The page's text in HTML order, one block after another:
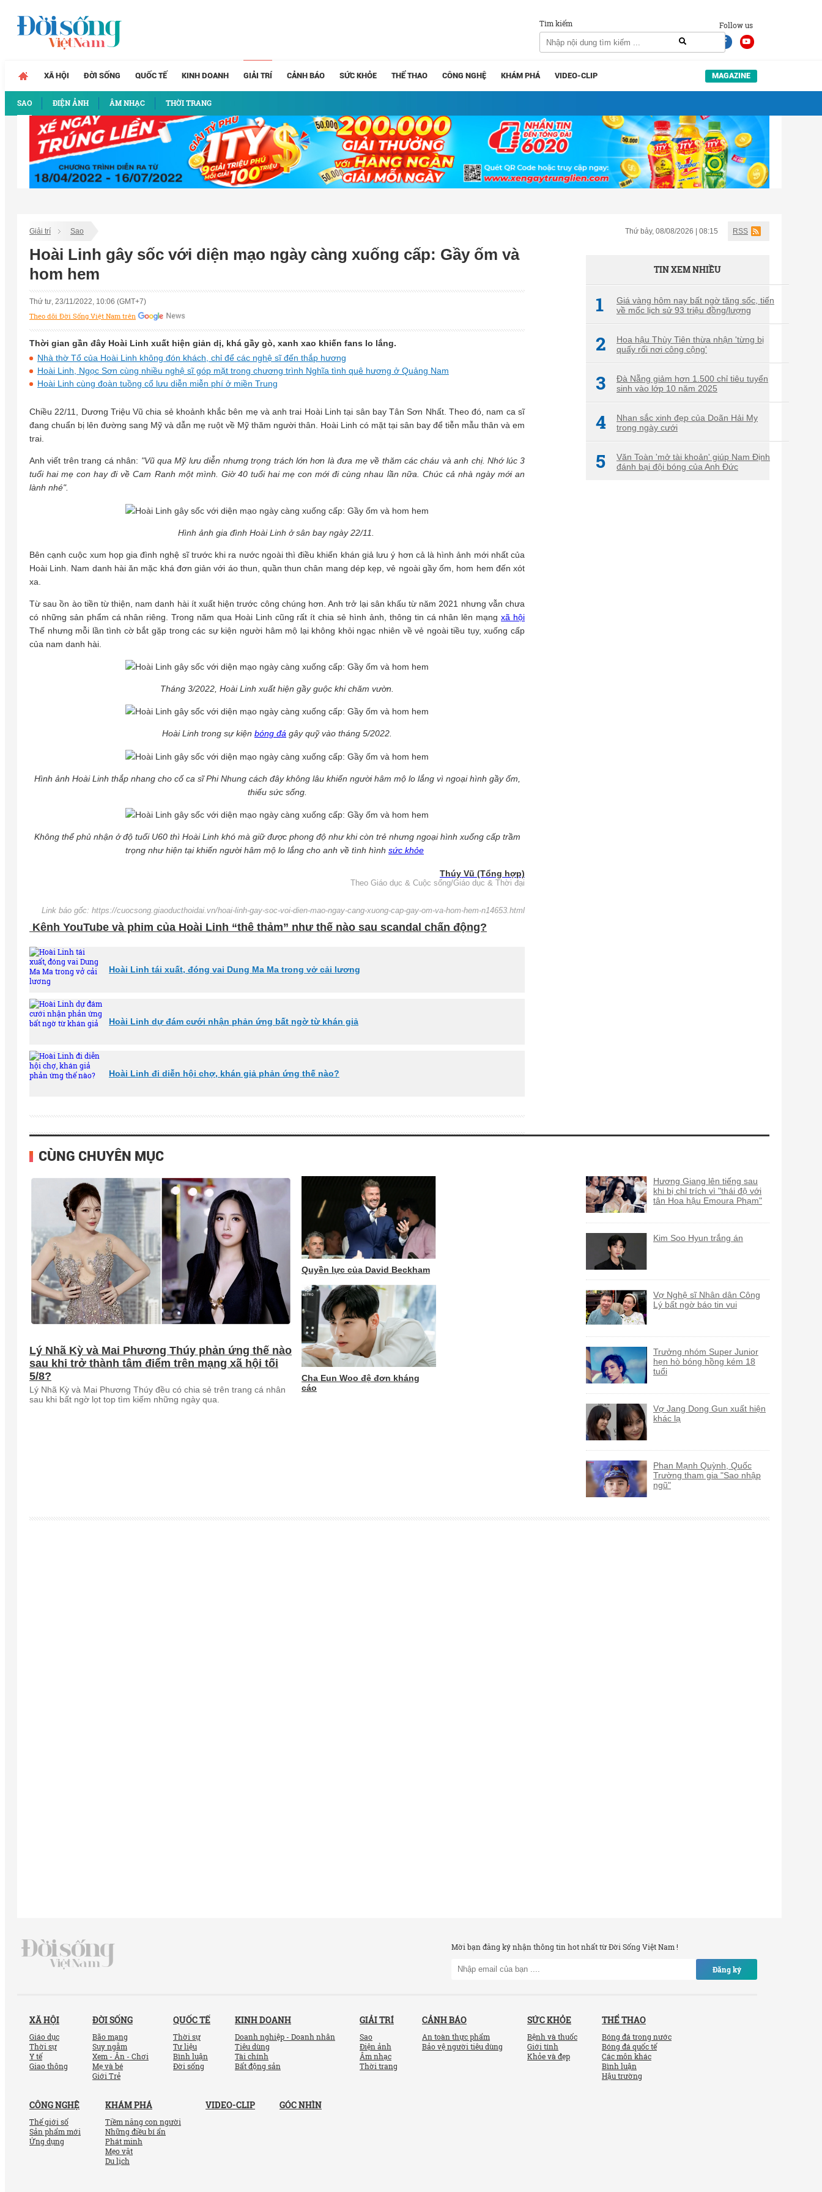
Follow us
Tìm kiếm
XÃ HỘI ĐỜI SỐNG QUỐC TẾ KINH DOANH GIẢI TRÍ
SAO ĐIỆN ẢNH ÂM NHẠC THỜI TRANG
CẢNH BÁO SỨC KHỎE THỂ THAO CÔNG NGHỆ KHÁM PHÁ VIDEO-CLIP MAGAZINE
Giải trí Sao Thứ bảy, 08/08/2026 | 08:15 RSS
Hoài Linh gây sốc với diện mạo ngày càng xuống cấp: Gầy ốm và
hom hem
Thứ tư, 23/11/2022, 10:06 (GMT+7)
Theo dõi Đời Sống Việt Nam trên
Thời gian gần đây Hoài Linh xuất hiện giản dị, khá gầy gò, xanh xao khiến fans lo lắng.
Nhà thờ Tổ của Hoài Linh không đón khách, chỉ để các nghệ sĩ đến thắp hương
Hoài Linh, Ngọc Sơn cùng nhiều nghệ sĩ góp mặt trong chương trình Nghĩa tình quê hương ở Quảng Nam
Hoài Linh cùng đoàn tuồng cổ lưu diễn miễn phí ở miền Trung
Chiều 22/11, Dương Triệu Vũ chia sẻ khoảnh khắc bên mẹ và anh trai Hoài Linh tại sân bay Tân Sơn Nhất. Theo đó, nam ca sĩ
đang chuẩn bị lên đường sang Mỹ và dẫn mẹ ruột về Mỹ thăm người thân. Hoài Linh có mặt tại sân bay để tiễn mẫu thân và em
trai.
Anh viết trên trang cá nhân: "Vũ qua Mỹ lưu diễn nhưng trọng trách lớn hơn là đưa mẹ về thăm các cháu và anh chị. Nhớ lúc 3
tuổi hai mẹ con hay đi về Cam Ranh một mình. Giờ 40 tuổi hai mẹ con mới đi cùng nhau lần nữa. Chúc cả nhà ngày mới an
lành nhé".
Hình ảnh gia đình Hoài Linh ở sân bay ngày 22/11.
Bên cạnh cuộc xum họp gia đình nghệ sĩ trước khi ra nước ngoài thì điều khiến khán giả lưu ý hơn cả là hình ảnh mới nhất của
Hoài Linh. Nam danh hài ăn mặc khá đơn giản với áo thun, quần thun chân mang dép kẹp, vẻ ngoài gầy ốm, hom hem đến xót
xa.
Từ sau ồn ào tiền từ thiện, nam danh hài ít xuất hiện trước công chúng hơn. Anh trở lại sân khấu từ năm 2021 nhưng vẫn chưa
có những sản phẩm cá nhân riêng. Trong năm qua Hoài Linh cũng rất ít chia sẻ hình ảnh, thông tin cá nhân lên mạngxã hội
Thế nhưng mỗi lần tình cờ bắt gặp trong các sự kiện người hâm mộ lại không khỏi ngạc nhiên về vẻ ngoài tiều tụy, xuống cấp
của nam danh hài.
Tháng 3/2022, Hoài Linh xuất hiện gầy guộc khi chăm vườn.
Hoài Linh trong sự kiện bóng đá gây quỹ vào tháng 5/2022.
Hình ảnh Hoài Linh thắp nhang cho cố ca sĩ Phi Nhung cách đây không lâu khiến người hâm mộ lo lắng vì ngoại hình gầy ốm,
thiếu sức sống.
Không thể phủ nhận ở độ tuổi U60 thì Hoài Linh khó mà giữ được phong độ như khi còn trẻ nhưng ngoại hình xuống cấp trầm
trọng như hiện tại khiến người hâm mộ lo lắng cho anh về tình hình sức khỏe
Thúy Vũ (Tổng hợp)
Theo Giáo dục & Cuộc sống/Giáo dục & Thời đại
Link báo gốc: https://cuocsong.giaoducthoidai.vn/hoai-linh-gay-soc-voi-dien-mao-ngay-cang-xuong-cap-gay-om-va-hom-hem-n14653.html
Kênh YouTube và phim của Hoài Linh “thê thảm” như thế nào sau scandal chấn động?
Hoài Linh tái xuất, đóng vai Dung Ma Ma trong vở cải lương
Hoài Linh dự đám cưới nhận phản ứng bất ngờ từ khán giả
Hoài Linh đi diễn hội chợ, khán giả phản ứng thế nào?
TIN XEM NHIỀU
1
Giá vàng hôm nay bất ngờ tăng sốc, tiến
về mốc lịch sử 93 triệu đồng/lượng
2
Hoa hậu Thùy Tiên thừa nhận 'từng bị
quấy rối nơi công cộng'
3
Đà Nẵng giảm hơn 1.500 chỉ tiêu tuyển
sinh vào lớp 10 năm 2025
4
Nhan sắc xinh đẹp của Doãn Hải My
trong ngày cưới
5
Văn Toàn 'mở tài khoản' giúp Nam Định
đánh bại đội bóng của Anh Đức
CÙNG CHUYÊN MỤC
Lý Nhã Kỳ và Mai Phương Thúy phản ứng thế nào
sau khi trở thành tâm điểm trên mạng xã hội tối
5/8?
Lý Nhã Kỳ và Mai Phương Thúy đều có chia sẻ trên trang cá nhân
sau khi bất ngờ lọt top tìm kiếm những ngày qua.
Quyền lực của David Beckham
Cha Eun Woo đệ đơn kháng
cáo
Hương Giang lên tiếng sau
khi bị chỉ trích vì "thái độ với
tân Hoa hậu Emoura Phạm"
Kim Soo Hyun trắng án
Vợ Nghệ sĩ Nhân dân Công
Lý bất ngờ báo tin vui
Trưởng nhóm Super Junior
hẹn hò bóng hồng kém 18
tuổi
Vợ Jang Dong Gun xuất hiện
khác lạ
Phan Mạnh Quỳnh, Quốc
Trường tham gia "Sao nhập
ngũ"
Mời bạn đăng ký nhận thông tin hot nhất từ Đời Sống Việt Nam !
Đăng ký
XÃ HỘI
Giáo dục
Thời sự
Y tế
Giao thông
ĐỜI SỐNG
Bão mạng
Suy ngẫm
Xem - Ăn - Chơi
Mẹ và bé
Giới Trẻ
QUỐC TẾ
Thời sự
Tư liệu
Bình luận
Đời sống
KINH DOANH
Doanh nghiệp - Doanh nhân
Tiêu dùng
Tài chính
Bất động sản
GIẢI TRÍ
Sao
Điện ảnh
Âm nhạc
Thời trang
CẢNH BÁO
An toàn thực phẩm
Bảo vệ người tiêu dùng
SỨC KHỎE
Bệnh và thuốc
Giới tính
Khỏe và đẹp
THỂ THAO
Bóng đá trong nước
Bóng đá quốc tế
Các môn khác
Bình luận
Hậu trường
CÔNG NGHỆ
Thế giới số
Sản phẩm mới
Ứng dụng
KHÁM PHÁ
Tiềm năng con người
Những điều bí ẩn
Phát minh
Mẹo vặt
Du lịch
VIDEO-CLIP GÓC NHÌN